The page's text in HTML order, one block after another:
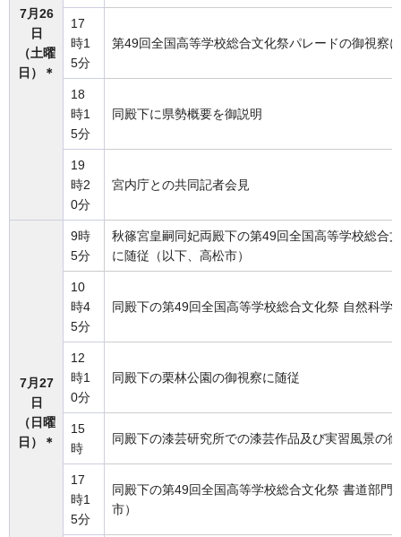
7月26
日
（土曜
日）＊
17
時1
5分
第49回全国高等学校総合文化祭パレードの御視察
18
時1
5分
同殿下に県勢概要を御説明
19
時2
0分
宮内庁との共同記者会見
7月27
日
（日曜
日）＊
9時
5分
秋篠宮皇嗣同妃両殿下の第49回全国高等学校総合
に随従（以下、高松市）
10
時4
5分
同殿下の第49回全国高等学校総合文化祭 自然科学
12
時1
0分
同殿下の栗林公園の御視察に随従
15
時
同殿下の漆芸研究所での漆芸作品及び実習風景の
17
時1
5分
同殿下の第49回全国高等学校総合文化祭 書道部門
市）